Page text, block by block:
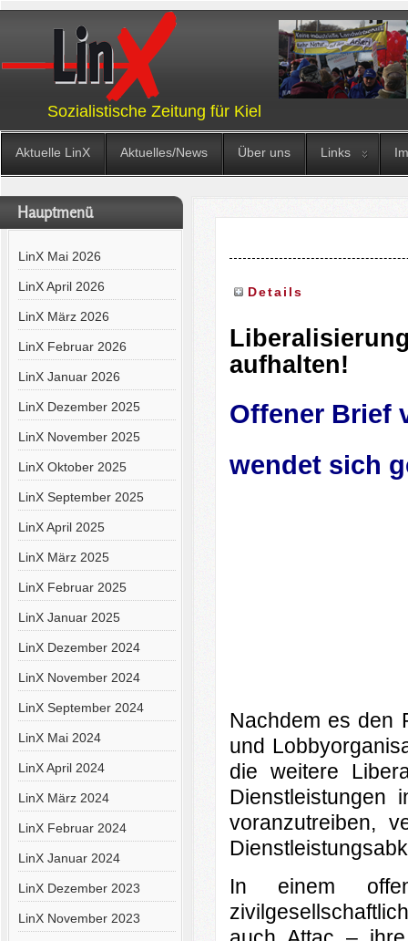
Sozialistische Zeitung für Kiel
Aktuelle LinX Aktuelles/News Über uns Links
Hauptmenü
LinX Mai 2026
LinX April 2026
LinX März 2026
LinX Februar 2026
LinX Januar 2026
LinX Dezember 2025
LinX November 2025
LinX Oktober 2025
LinX September 2025
LinX April 2025
LinX März 2025
LinX Februar 2025
LinX Januar 2025
LinX Dezember 2024
LinX November 2024
LinX September 2024
LinX Mai 2024
LinX April 2024
LinX März 2024
LinX Februar 2024
LinX Januar 2024
LinX Dezember 2023
LinX November 2023
Details
aufhalten!
Offener Brief
wendet sich
Nachdem es den
und
die weitere
Dienstleistungen
voranzutreiben,
In einem